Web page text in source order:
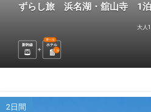
ずらし旅 浜名湖・舘山寺 1泊
新幹線 ホテル
選べる
1 泊
大人
2日間